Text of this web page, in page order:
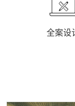
全案设